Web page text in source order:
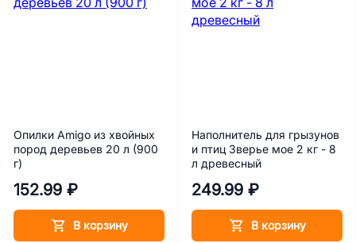
Опилки Amigo из хвойных
пород деревьев 20 л (900
г)
152.99 ₽
В корзину
Наполнитель для грызунов
и птиц Зверье мое 2 кг - 8
л древесный
249.99 ₽
В корзину